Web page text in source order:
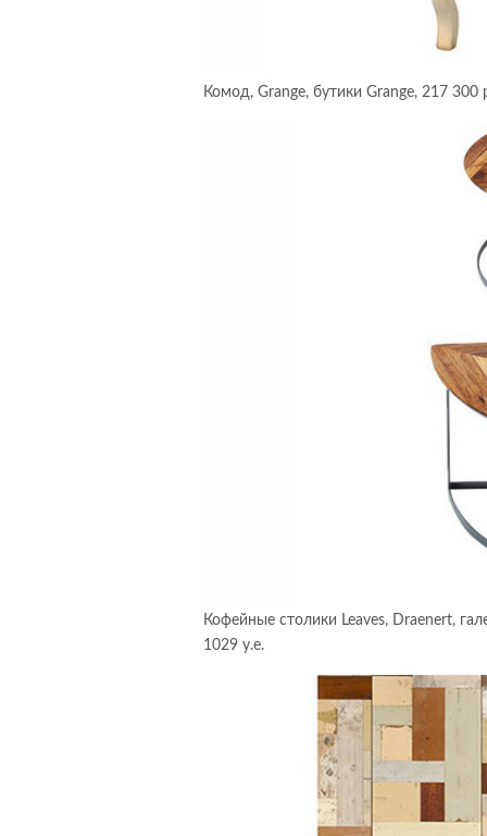
Комод, Grange, бутики Grange, 217 300
Кофейные столики Leaves, Draenert,
1029 у.е.